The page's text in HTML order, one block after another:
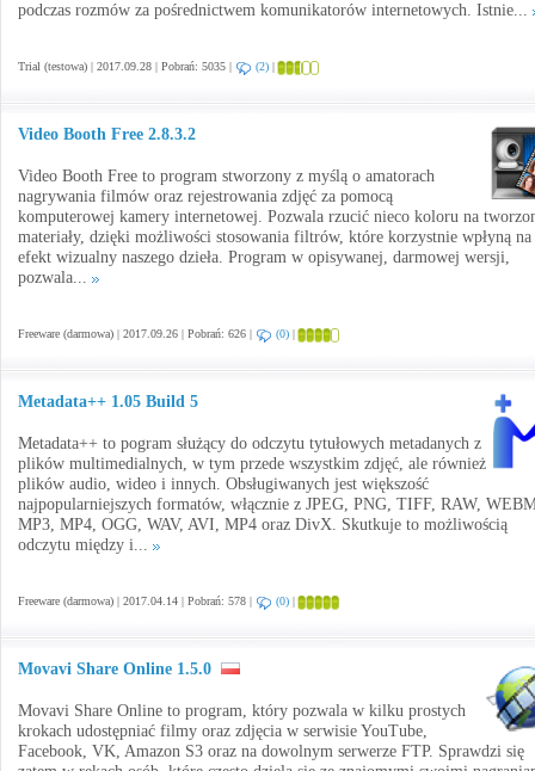
podczas rozmów za pośrednictwem komunikatorów internetowych. Istnie...
Trial (testowa) | 2017.09.28 | Pobrań: 5035 | (2) |
Video Booth Free 2.8.3.2
Video Booth Free to program stworzony z myślą o amatorach
nagrywania filmów oraz rejestrowania zdjęć za pomocą
komputerowej kamery internetowej. Pozwala rzucić nieco koloru na
materiały, dzięki możliwości stosowania filtrów, które korzystnie wpłyną na
efekt wizualny naszego dzieła. Program w opisywanej, darmowej wersji,
pozwala...
Freeware (darmowa) | 2017.09.26 | Pobrań: 626 | (0) |
Metadata++ 1.05 Build 5
Metadata++ to pogram służący do odczytu tytułowych metadanych z
plików multimedialnych, w tym przede wszystkim zdjęć, ale również
plików audio, wideo i innych. Obsługiwanych jest większość
najpopularniejszych formatów, włącznie z JPEG, PNG, TIFF, RAW,
MP3, MP4, OGG, WAV, AVI, MP4 oraz DivX. Skutkuje to możliwością
odczytu między i...
Freeware (darmowa) | 2017.04.14 | Pobrań: 578 | (0) |
Movavi Share Online 1.5.0
Movavi Share Online to program, który pozwala w kilku prostych
krokach udostępniać filmy oraz zdjęcia w serwisie YouTube,
Facebook, VK, Amazon S3 oraz na dowolnym serwerze FTP. Sprawdzi się